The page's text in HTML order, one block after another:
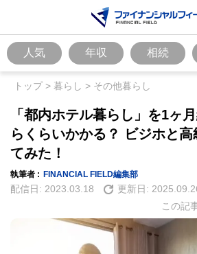
人気 年収 相続
トップ> 暮らし > その他暮らし
「都内ホテル暮らし」を1ヶ
らくらいかかる？ ビジホと
てみた！
執筆者 : FINANCIAL FIELD編集部
配信日: 2023.03.18 更新日:
この記